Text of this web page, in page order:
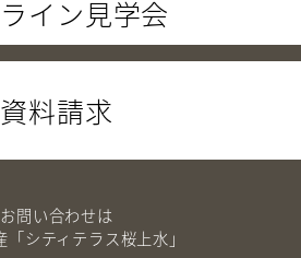
イン見学会
資料請求
お問い合わせは
シティテラス桜上水」